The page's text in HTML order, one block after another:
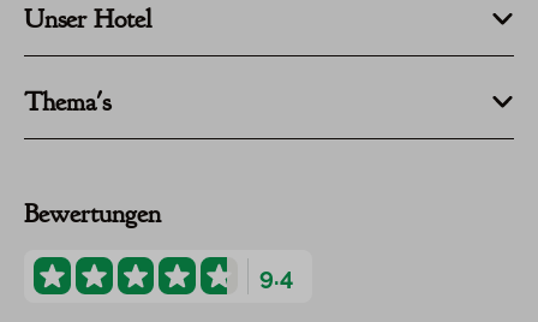
Unser Hotel
Thema's
Bewertungen
9.4